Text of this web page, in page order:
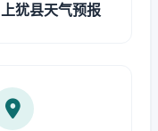
上犹县天气预报